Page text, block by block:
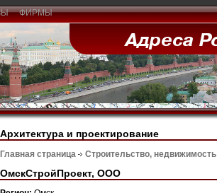
ФИРМЫ
Архитектура и проектирование
Главная страница Строительство, недвижимость
ОмскСтройПроект, ООО